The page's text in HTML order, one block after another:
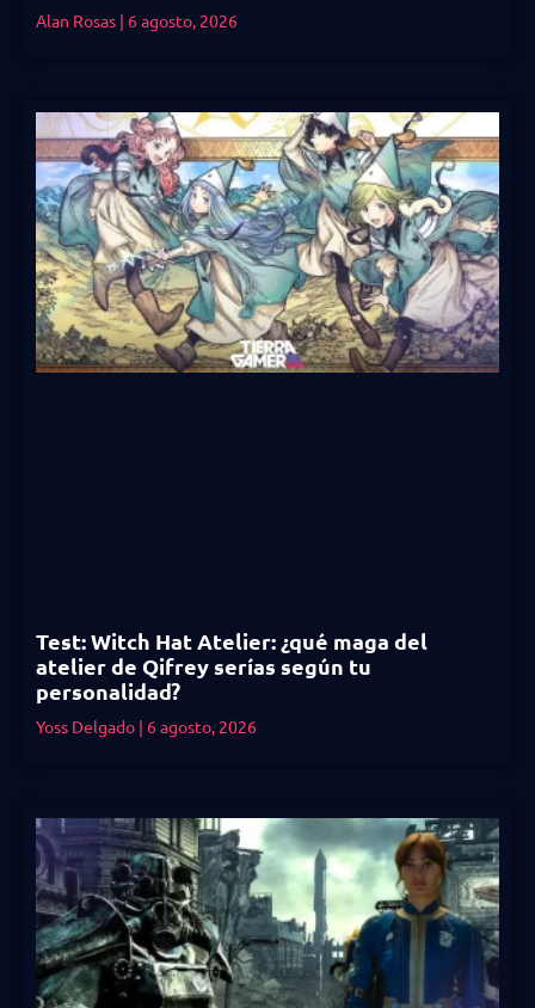
Alan Rosas 6 agosto, 2026
Test: Witch Hat Atelier: ¿qué maga del
atelier de Qifrey serías según tu
personalidad?
Yoss Delgado 6 agosto, 2026